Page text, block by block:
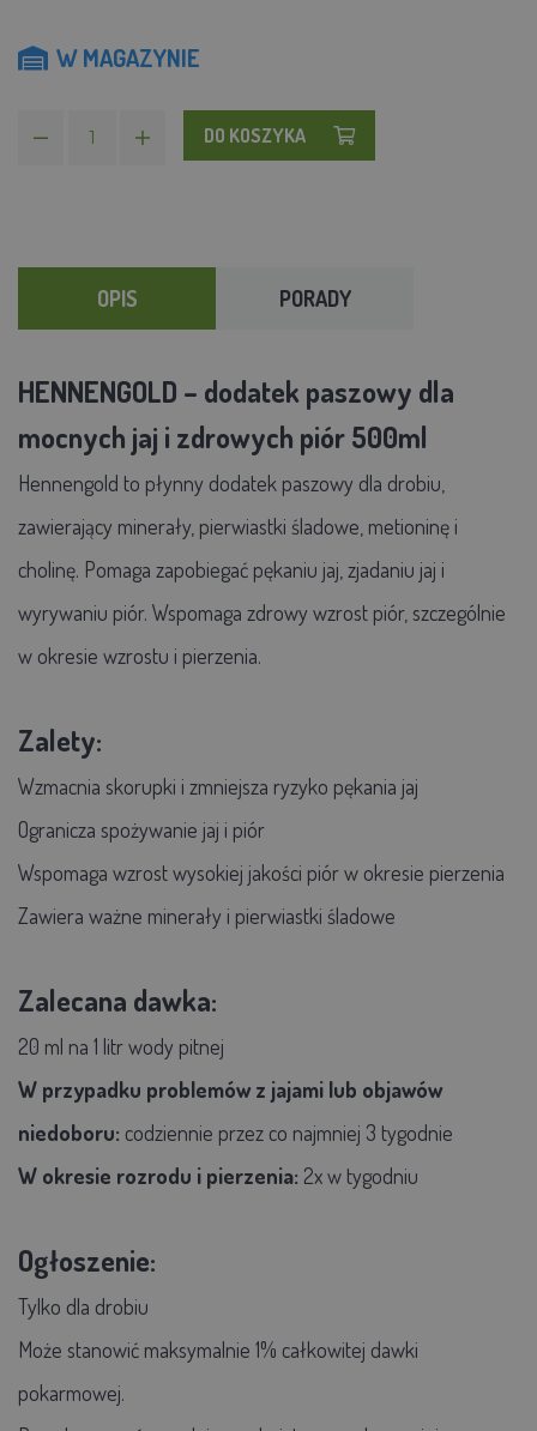
W MAGAZYNIE
DO KOSZYKA
OPIS PORADY
HENNENGOLD – dodatek paszowy dla
mocnych jaj i zdrowych piór 500ml
Hennengold to płynny dodatek paszowy dla drobiu,
zawierający minerały, pierwiastki śladowe, metioninę i
cholinę. Pomaga zapobiegać pękaniu jaj, zjadaniu jaj i
wyrywaniu piór. Wspomaga zdrowy wzrost piór, szczególnie
w okresie wzrostu i pierzenia.
Zalety:
Wzmacnia skorupki i zmniejsza ryzyko pękania jaj
Ogranicza spożywanie jaj i piór
Wspomaga wzrost wysokiej jakości piór w okresie pierzenia
Zawiera ważne minerały i pierwiastki śladowe
Zalecana dawka:
20 ml na 1 litr wody pitnej
W przypadku problemów z jajami lub objawów
niedoboru: codziennie przez co najmniej 3 tygodnie
W okresie rozrodu i pierzenia: 2x w tygodniu
Ogłoszenie:
Tylko dla drobiu
Może stanowić maksymalnie 1% całkowitej dawki
pokarmowej.